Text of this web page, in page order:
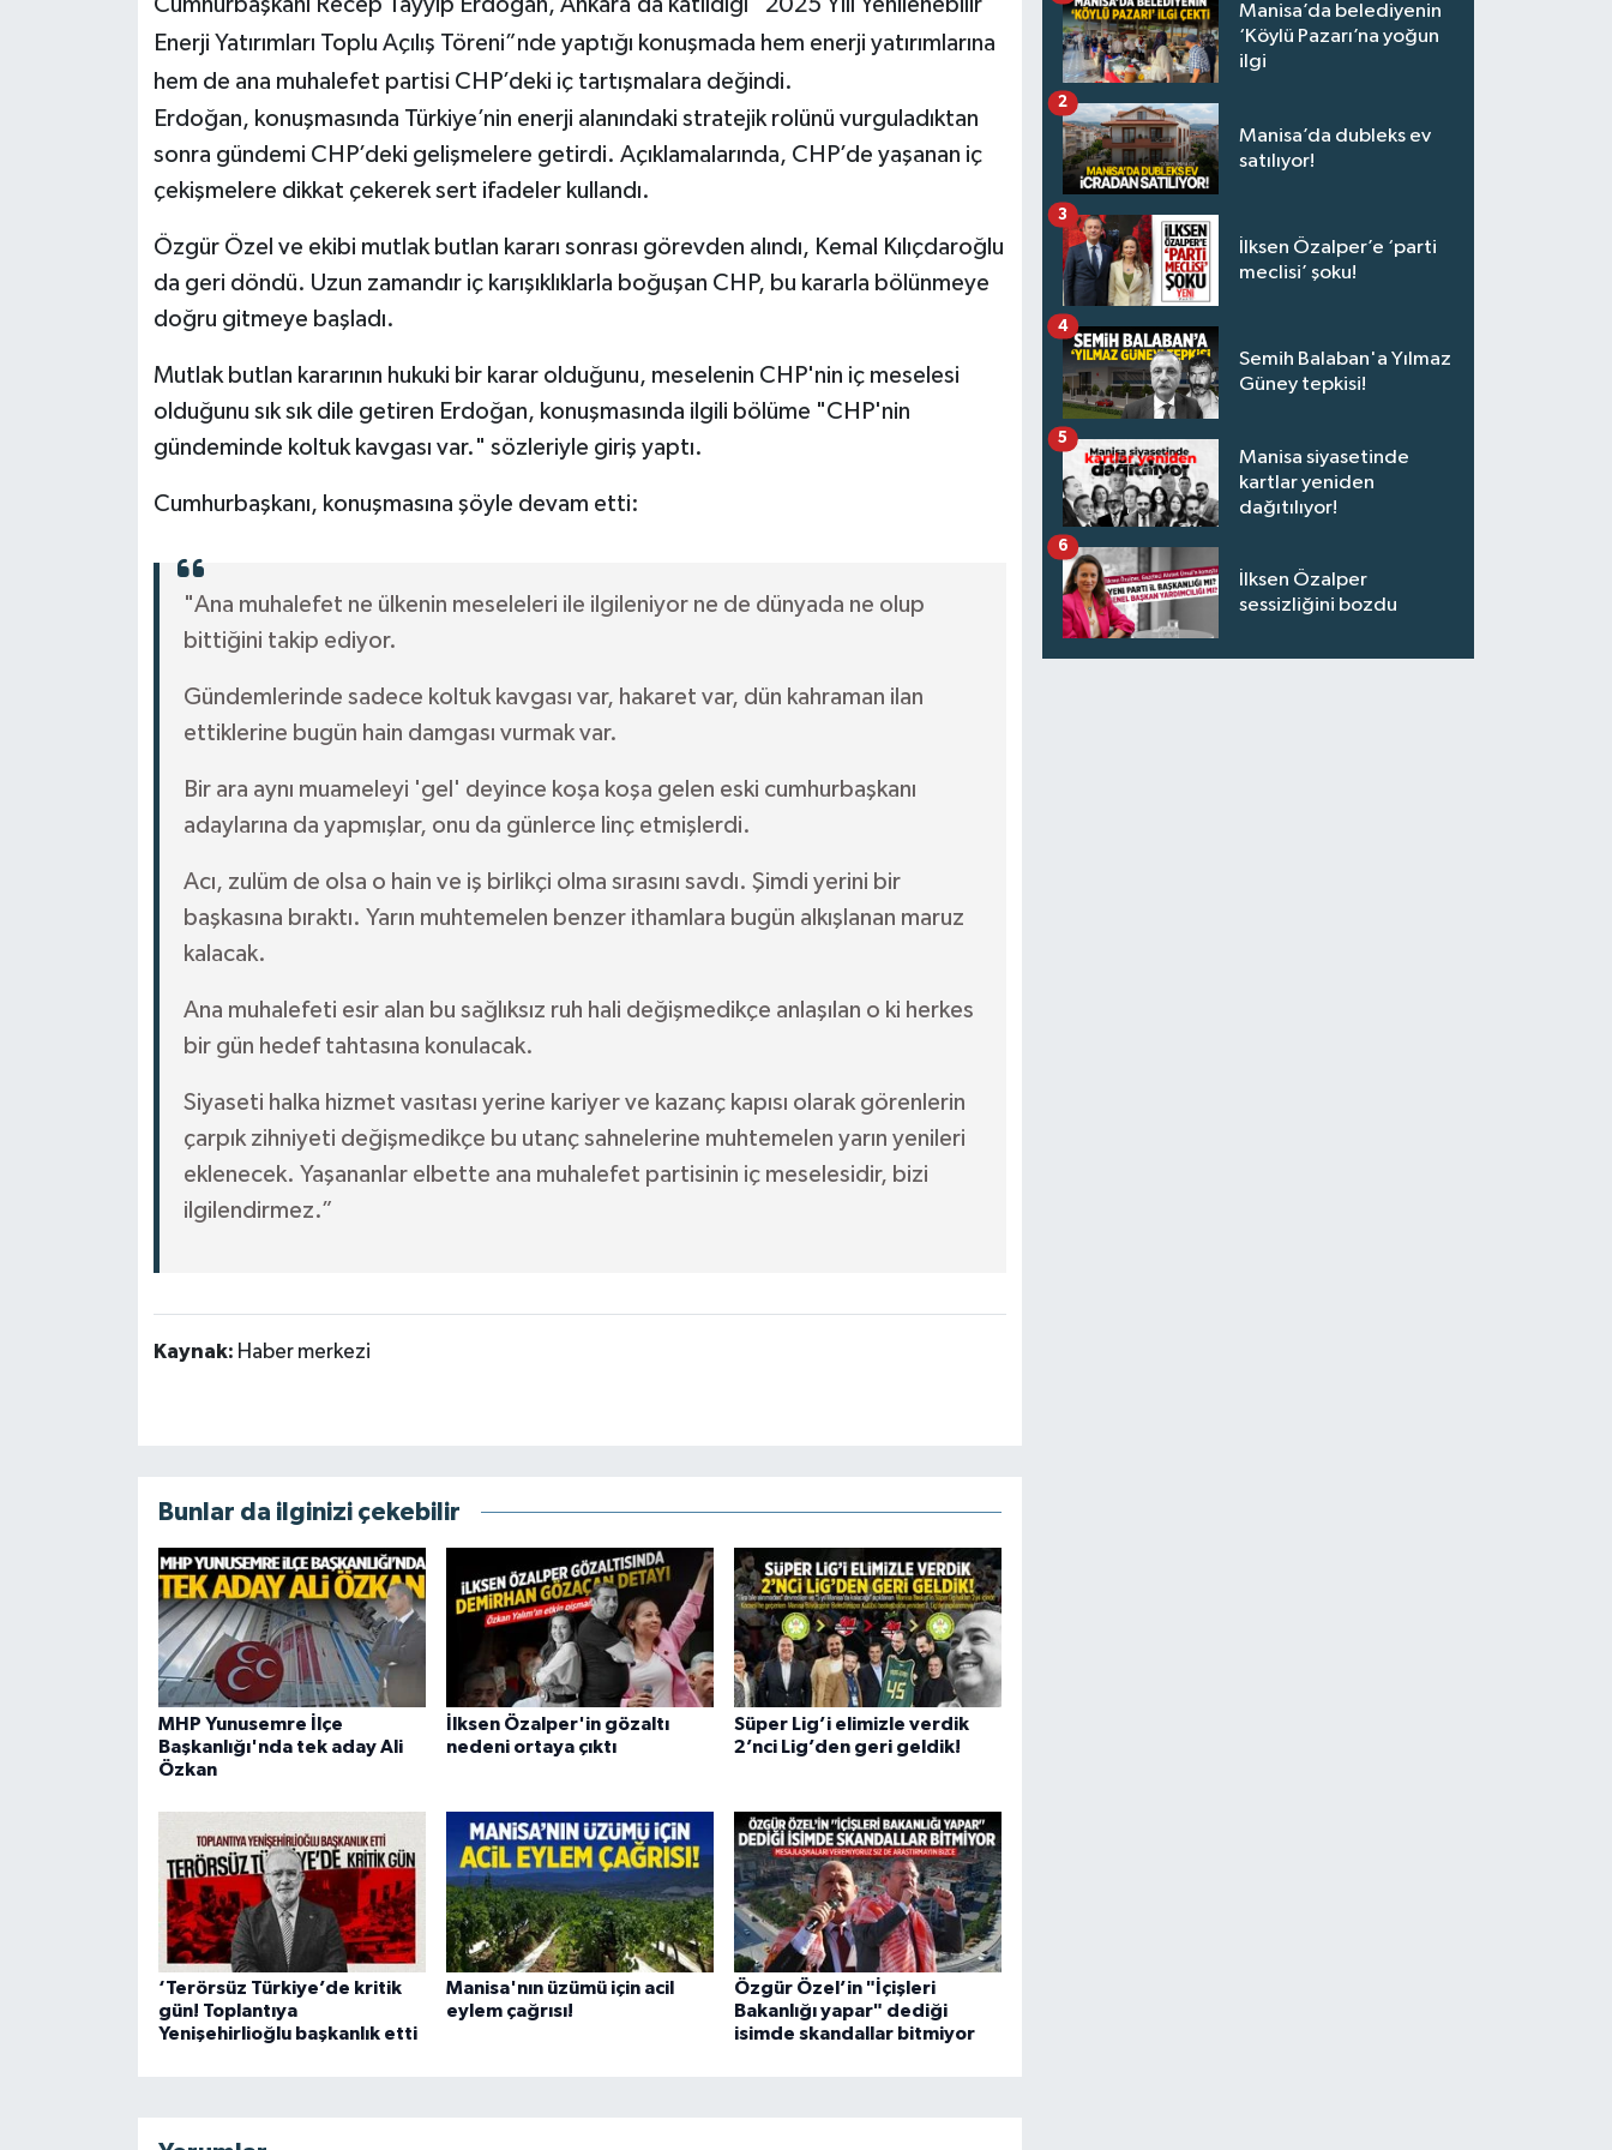
Cumhurbaşkanı Recep Tayyip Erdoğan, Ankara’da katıldığı “2025 Yılı Yenilenebilir
Enerji Yatırımları Toplu Açılış Töreni”nde yaptığı konuşmada hem enerji yatırımlarına
hem de ana muhalefet partisi CHP’deki iç tartışmalara değindi.
Erdoğan, konuşmasında Türkiye’nin enerji alanındaki stratejik rolünü vurguladıktan
sonra gündemi CHP’deki gelişmelere getirdi. Açıklamalarında, CHP’de yaşanan iç
çekişmelere dikkat çekerek sert ifadeler kullandı.
Özgür Özel ve ekibi mutlak butlan kararı sonrası görevden alındı, Kemal Kılıçdaroğlu
da geri döndü. Uzun zamandır iç karışıklıklarla boğuşan CHP, bu kararla bölünmeye
doğru gitmeye başladı.
Mutlak butlan kararının hukuki bir karar olduğunu, meselenin CHP'nin iç meselesi
olduğunu sık sık dile getiren Erdoğan, konuşmasında ilgili bölüme "CHP'nin
gündeminde koltuk kavgası var." sözleriyle giriş yaptı.
Cumhurbaşkanı, konuşmasına şöyle devam etti:
"Ana muhalefet ne ülkenin meseleleri ile ilgileniyor ne de dünyada ne olup
bittiğini takip ediyor.
Gündemlerinde sadece koltuk kavgası var, hakaret var, dün kahraman ilan
ettiklerine bugün hain damgası vurmak var.
Bir ara aynı muameleyi 'gel' deyince koşa koşa gelen eski cumhurbaşkanı
adaylarına da yapmışlar, onu da günlerce linç etmişlerdi.
Acı, zulüm de olsa o hain ve iş birlikçi olma sırasını savdı. Şimdi yerini bir
başkasına bıraktı. Yarın muhtemelen benzer ithamlara bugün alkışlanan maruz
kalacak.
Ana muhalefeti esir alan bu sağlıksız ruh hali değişmedikçe anlaşılan o ki herkes
bir gün hedef tahtasına konulacak.
Siyaseti halka hizmet vasıtası yerine kariyer ve kazanç kapısı olarak görenlerin
çarpık zihniyeti değişmedikçe bu utanç sahnelerine muhtemelen yarın yenileri
eklenecek. Yaşananlar elbette ana muhalefet partisinin iç meselesidir, bizi
ilgilendirmez.”
Kaynak: Haber merkezi
Bunlar da ilginizi çekebilir
MHP Yunusemre İlçe
Başkanlığı'nda tek aday Ali
Özkan
İlksen Özalper'in gözaltı
nedeni ortaya çıktı
Süper Lig’i elimizle verdik
2’nci Lig’den geri geldik!
‘Terörsüz Türkiye’de kritik
gün! Toplantıya
Yenişehirlioğlu başkanlık etti
Manisa'nın üzümü için acil
eylem çağrısı!
Özgür Özel’in "İçişleri
Bakanlığı yapar" dediği
isimde skandallar bitmiyor
Manisa’da belediyenin
‘Köylü Pazarı’na yoğun
ilgi
Manisa’da dubleks ev
satılıyor!
2
İlksen Özalper’e ‘parti
meclisi’ şoku!
3
Semih Balaban'a Yılmaz
Güney tepkisi!
4
Manisa siyasetinde
kartlar yeniden
dağıtılıyor!
5
İlksen Özalper
sessizliğini bozdu
6